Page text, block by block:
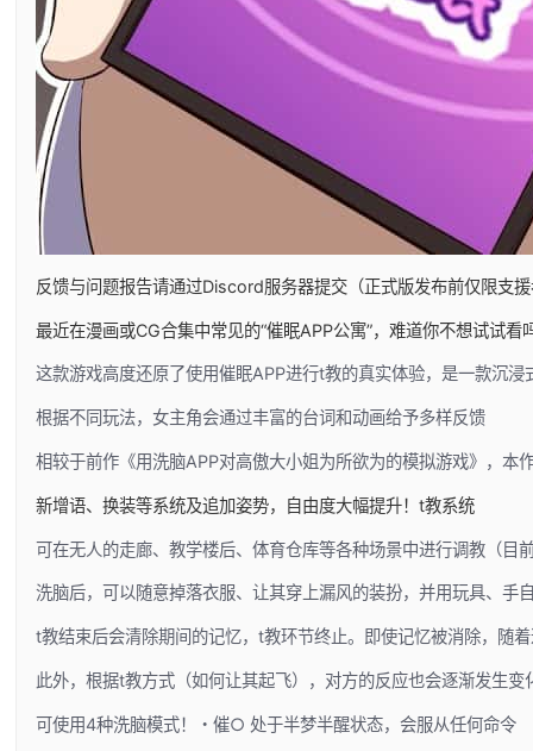
反馈与问题报告请通过Discord服务器提交（正式版发布前仅限支
最近在漫画或CG合集中常见的“催眠APP公寓”，难道你不想试试看
这款游戏高度还原了使用催眠APP进行t教的真实体验，是一款沉
根据不同玩法，女主角会通过丰富的台词和动画给予多样反馈
相较于前作《用洗脑APP对高傲大小姐为所欲为的模拟游戏》，本
新增语、换装等系统及追加姿势，自由度大幅提升！t教系统
可在无人的走廊、教学楼后、体育仓库等各种场景中进行调教（目
洗脑后，可以随意掉落衣服、让其穿上漏风的装扮，并用玩具、手
t教结束后会清除期间的记忆，t教环节终止。即使记忆被消除，随
此外，根据t教方式（如何让其起飞），对方的反应也会逐渐发生变
可使用4种洗脑模式！・催○ 处于半梦半醒状态，会服从任何命令